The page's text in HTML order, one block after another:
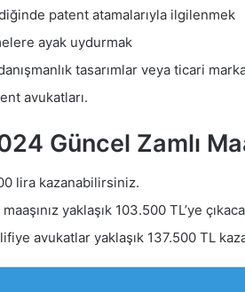
patent atamalarıyla ilgilenmek
ayak uydurmak
tasarımlar veya ticari
avukatları.
Güncel Zamlı
lira kazanabilirsiniz.
yaklaşık 103.500 TL’ye
avukatlar yaklaşık 137.500 TL